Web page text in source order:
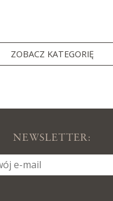
ZOBACZ KATEGORIĘ
NEWSLETTER: